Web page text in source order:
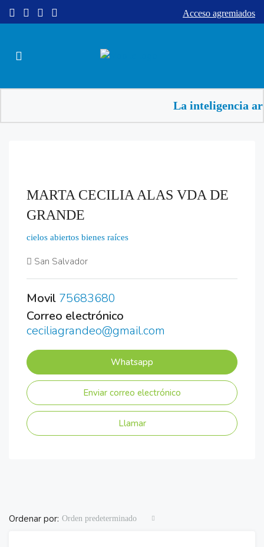
Acceso agremiados
La inteligencia
MARTA CECILIA ALAS VDA DE
GRANDE
cielos abiertos bienes raíces
San Salvador
Movil 75683680
Correo electrónico
ceciliagrandeo@gmail.com
Whatsapp
Enviar correo electrónico
Llamar
Ordenar por: Orden predeterminado